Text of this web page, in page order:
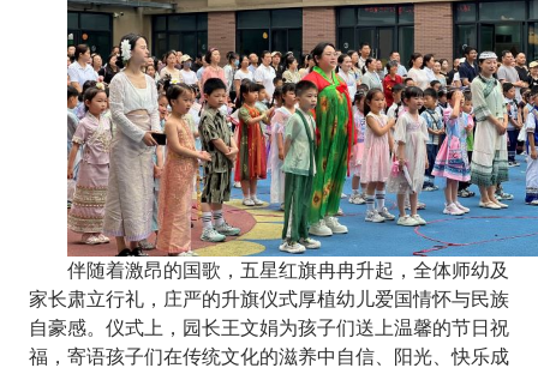
伴随着激昂的国歌，五星红旗冉冉升起，全体师幼及
家长肃立行礼，庄严的升旗仪式厚植幼儿爱国情怀与民族
自豪感。仪式上，园长王文娟为孩子们送上温馨的节日祝
福，寄语孩子们在传统文化的滋养中自信、阳光、快乐成